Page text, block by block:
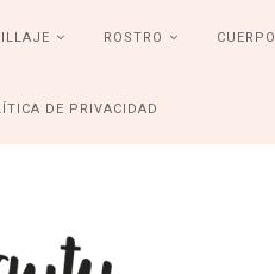
ROSTRO CUERPO
DE PRIVACIDAD